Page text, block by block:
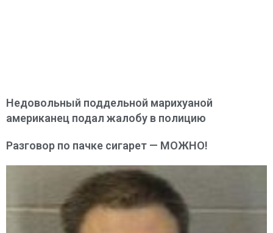
Недовольный поддельной марихуаной
американец подал жалобу в полицию
Разговор по пачке сигарет — МОЖНО!